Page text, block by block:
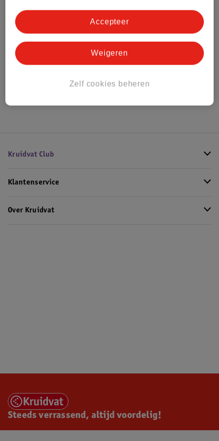
Bestel & Bezorginformatie
Bekijk ook
Kruidvat Club
Klantenservice
Over Kruidvat
Steeds verrassend, altijd voordelig!
Zelf cookies beheren
Weigeren
Accepteer